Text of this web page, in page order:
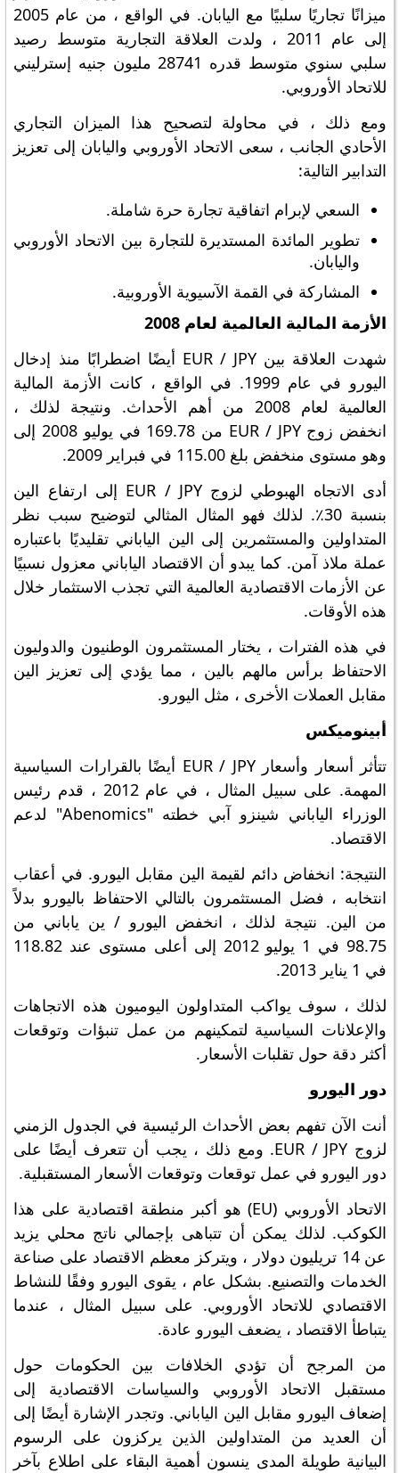
ميزانًا تجاريًا سلبيًا مع اليابان. في الواقع ، من عام 2005
إلى عام 2011 ، ولدت العلاقة التجارية متوسط ​​رصيد
سلبي سنوي متوسط ​​قدره 28741 مليون جنيه إسترليني
للاتحاد الأوروبي.
ومع ذلك ، في محاولة لتصحيح هذا الميزان التجاري
الأحادي الجانب ، سعى الاتحاد الأوروبي واليابان إلى تعزيز
التدابير التالية:
السعي لإبرام اتفاقية تجارة حرة شاملة.
تطوير المائدة المستديرة للتجارة بين الاتحاد الأوروبي
واليابان.
المشاركة في القمة الآسيوية الأوروبية.
الأزمة المالية العالمية لعام 2008
شهدت العلاقة بين EUR / JPY أيضًا اضطرابًا منذ إدخال
اليورو في عام 1999. في الواقع ، كانت الأزمة المالية
العالمية لعام 2008 من أهم الأحداث. ونتيجة لذلك ،
انخفض زوج EUR / JPY من 169.78 في يوليو 2008 إلى
وهو مستوى منخفض بلغ 115.00 في فبراير 2009.
أدى الاتجاه الهبوطي لزوج EUR / JPY إلى ارتفاع الين
بنسبة 30٪. لذلك فهو المثال المثالي لتوضيح سبب نظر
المتداولين والمستثمرين إلى الين الياباني تقليديًا باعتباره
عملة ملاذ آمن. كما يبدو أن الاقتصاد الياباني معزول نسبيًا
عن الأزمات الاقتصادية العالمية التي تجذب الاستثمار خلال
هذه الأوقات.
في هذه الفترات ، يختار المستثمرون الوطنيون والدوليون
الاحتفاظ برأس مالهم بالين ، مما يؤدي إلى تعزيز الين
مقابل العملات الأخرى ، مثل اليورو.
أبينوميكس
تتأثر أسعار وأسعار EUR / JPY أيضًا بالقرارات السياسية
المهمة. على سبيل المثال ، في عام 2012 ، قدم رئيس
الوزراء الياباني شينزو آبي خطته "Abenomics" لدعم
الاقتصاد.
النتيجة: انخفاض دائم لقيمة الين مقابل اليورو. في أعقاب
انتخابه ، فضل المستثمرون بالتالي الاحتفاظ باليورو بدلاً
من الين. نتيجة لذلك ، انخفض اليورو / ين ياباني من
98.75 في 1 يوليو 2012 إلى أعلى مستوى عند 118.82
في 1 يناير 2013.
لذلك ، سوف يواكب المتداولون اليوميون هذه الاتجاهات
والإعلانات السياسية لتمكينهم من عمل تنبؤات وتوقعات
أكثر دقة حول تقلبات الأسعار.
دور اليورو
أنت الآن تفهم بعض الأحداث الرئيسية في الجدول الزمني
لزوج EUR / JPY. ومع ذلك ، يجب أن تتعرف أيضًا على
دور اليورو في عمل توقعات وتوقعات الأسعار المستقبلية.
الاتحاد الأوروبي (EU) هو أكبر منطقة اقتصادية على هذا
الكوكب. لذلك يمكن أن تتباهى بإجمالي ناتج محلي يزيد
عن 14 تريليون دولار ، ويتركز معظم الاقتصاد على صناعة
الخدمات والتصنيع. بشكل عام ، يقوى اليورو وفقًا للنشاط
الاقتصادي للاتحاد الأوروبي. على سبيل المثال ، عندما
يتباطأ الاقتصاد ، يضعف اليورو عادة.
من المرجح أن تؤدي الخلافات بين الحكومات حول
مستقبل الاتحاد الأوروبي والسياسات الاقتصادية إلى
إضعاف اليورو مقابل الين الياباني. وتجدر الإشارة أيضًا إلى
أن العديد من المتداولين الذين يركزون على الرسوم
البيانية طويلة المدى ينسون أهمية البقاء على اطلاع بآخر